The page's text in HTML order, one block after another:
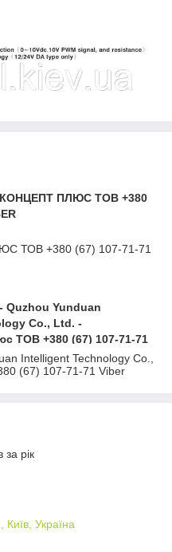
ПЛЮС ТОВ +380
ТОВ +380 (67) 107-71-71
Quzhou Yunduan
Co., Ltd. -
ТОВ +380 (67) 107-71-71
Intelligent Technology Co.,
(67) 107-71-71 Viber
за рік
Україна